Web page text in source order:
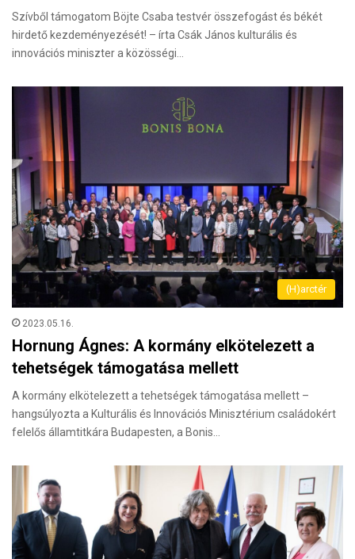
Szívből támogatom Böjte Csaba testvér összefogást és békét
hirdető kezdeményezését! – írta Csák János kulturális és
innovációs miniszter a közösségi…
(H)arctér
2023.05.16.
Hornung Ágnes: A kormány elkötelezett a
tehetségek támogatása mellett
A kormány elkötelezett a tehetségek támogatása mellett –
hangsúlyozta a Kulturális és Innovációs Minisztérium családokért
felelős államtitkára Budapesten, a Bonis…